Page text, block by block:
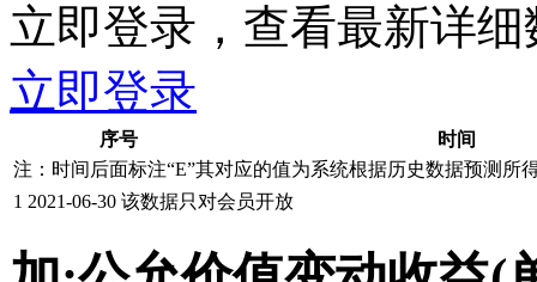
立即登录，查看最新详细
立即登录
序号
时间
注：时间后面标注“E”其对应的值为系统根据历史数据预测所
1 2021-06-30 该数据只对会员开放